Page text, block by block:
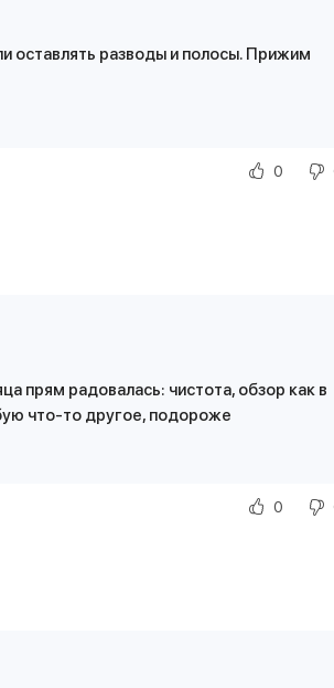
оставлять разводы и полосы. Прижим
0
прям радовалась: чистота, обзор как в
что-то другое, подороже
0